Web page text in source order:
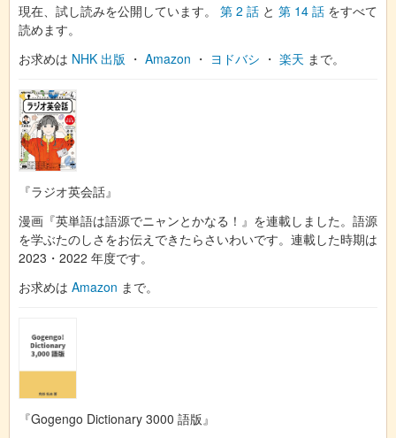
現在、試し読みを公開しています。 第 2 話 と 第 14 話 をすべて
読めます。
お求めは NHK 出版 ・ Amazon ・ ヨドバシ ・ 楽天 まで。
『ラジオ英会話』
漫画『英単語は語源でニャンとかなる！』を連載しました。語源
を学ぶたのしさをお伝えできたらさいわいです。連載した時期は
2023・2022 年度です。
お求めは Amazon まで。
『Gogengo Dictionary 3000 語版』